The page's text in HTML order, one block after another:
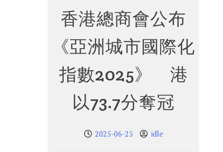
香港總商會公布
《亞洲城市國際化
指數2025》 港
以73.7分奪冠
2025-06-25 idle